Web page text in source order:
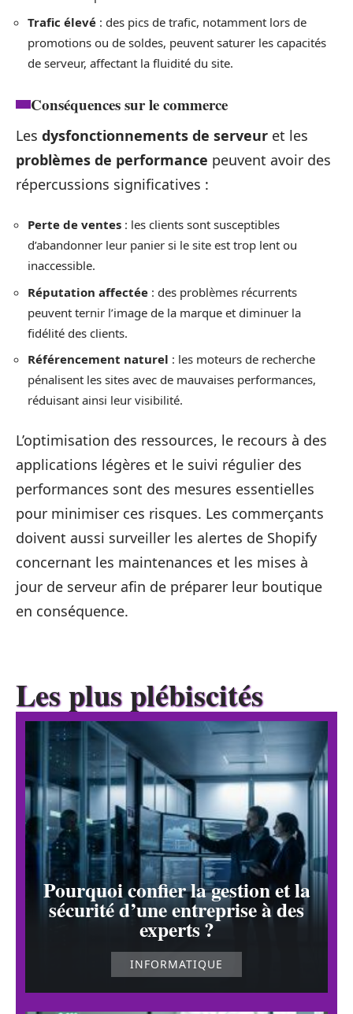
Trafic élevé : des pics de trafic, notamment lors de
promotions ou de soldes, peuvent saturer les capacités
de serveur, affectant la fluidité du site.
Conséquences sur le commerce
Les dysfonctionnements de serveur et les
problèmes de performance peuvent avoir des
répercussions significatives :
Perte de ventes : les clients sont susceptibles
d’abandonner leur panier si le site est trop lent ou
inaccessible.
Réputation affectée : des problèmes récurrents
peuvent ternir l’image de la marque et diminuer la
fidélité des clients.
Référencement naturel : les moteurs de recherche
pénalisent les sites avec de mauvaises performances,
réduisant ainsi leur visibilité.
L’optimisation des ressources, le recours à des
applications légères et le suivi régulier des
performances sont des mesures essentielles
pour minimiser ces risques. Les commerçants
doivent aussi surveiller les alertes de Shopify
concernant les maintenances et les mises à
jour de serveur afin de préparer leur boutique
en conséquence.
Les plus plébiscités
Pourquoi confier la gestion et la
sécurité d’une entreprise à des
experts ?
INFORMATIQUE